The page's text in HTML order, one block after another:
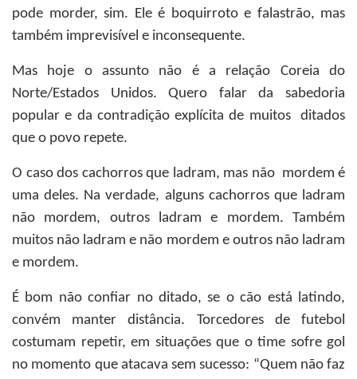
pode morder, sim. Ele é boquirroto e falastrão, mas
também imprevisível e inconsequente.
Mas hoje o assunto não é a relação Coreia do
Norte/Estados Unidos. Quero falar da sabedoria
popular e da contradição explícita de muitos ditados
que o povo repete.
O caso dos cachorros que ladram, mas não mordem é
uma deles. Na verdade, alguns cachorros que ladram
não mordem, outros ladram e mordem. Também
muitos não ladram e não mordem e outros não ladram
e mordem.
É bom não confiar no ditado, se o cão está latindo,
convém manter distância. Torcedores de futebol
costumam repetir, em situações que o time sofre gol
no momento que atacava sem sucesso: “Quem não faz